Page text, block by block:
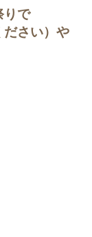
りで
ださい）や